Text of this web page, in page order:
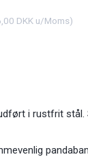
DKK u/Moms)
i rustfrit